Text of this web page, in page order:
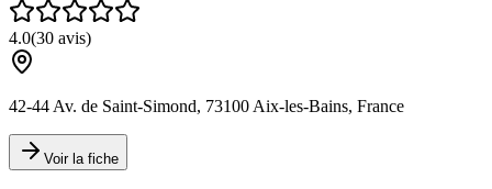
4.0(30 avis)
42-44 Av. de Saint-Simond, 73100 Aix-les-Bains, France
Voir la fiche